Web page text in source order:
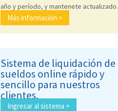
año y período, y mantenete actualizado.
Más información >
Sistema de liquidación de
sueldos online rápido y
sencillo para nuestros
clientes.
Ingresar al sistema >